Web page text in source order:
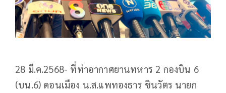
28 มี.ค.2568- ที่ท่าอากาศยานทหาร 2 กองบิน 6
(บน.6) ดอนเมือง น.ส.แพทองธาร ชินวัตร นายก